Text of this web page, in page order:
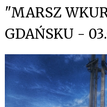
"MARSZ
GDAŃSKU -